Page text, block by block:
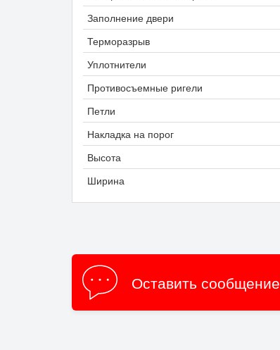
Заполнение двери
Терморазрыв
Уплотнители
Противосъемные ригели
Петли
Накладка на порог
Высота
Ширина
Оставить сообщение